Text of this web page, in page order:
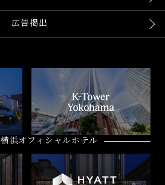
広告掲出
浜オフィシャルホテル